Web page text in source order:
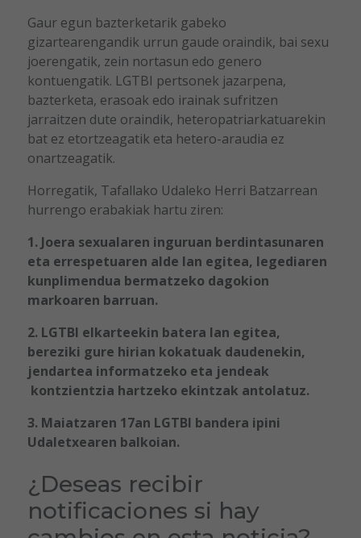
Gaur egun bazterketarik gabeko
gizartearengandik urrun gaude oraindik, bai sexu
joerengatik, zein nortasun edo genero
kontuengatik. LGTBI pertsonek jazarpena,
bazterketa, erasoak edo irainak sufritzen
jarraitzen dute oraindik, heteropatriarkatuarekin
bat ez etortzeagatik eta hetero-araudia ez
onartzeagatik.
Horregatik, Tafallako Udaleko Herri Batzarrean
hurrengo erabakiak hartu ziren:
1. Joera sexualaren inguruan berdintasunaren
eta errespetuaren alde lan egitea, legediaren
kunplimendua bermatzeko dagokion
markoaren barruan.
2. LGTBI elkarteekin batera lan egitea,
bereziki gure hirian kokatuak daudenekin,
jendartea informatzeko eta jendeak
kontzientzia hartzeko ekintzak antolatuz.
3. Maiatzaren 17an LGTBI bandera ipini
Udaletxearen balkoian.
¿Deseas recibir
notificaciones si hay